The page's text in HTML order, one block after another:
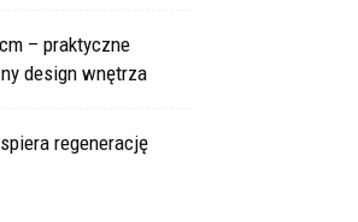
– praktyczne
design wnętrza
regenerację